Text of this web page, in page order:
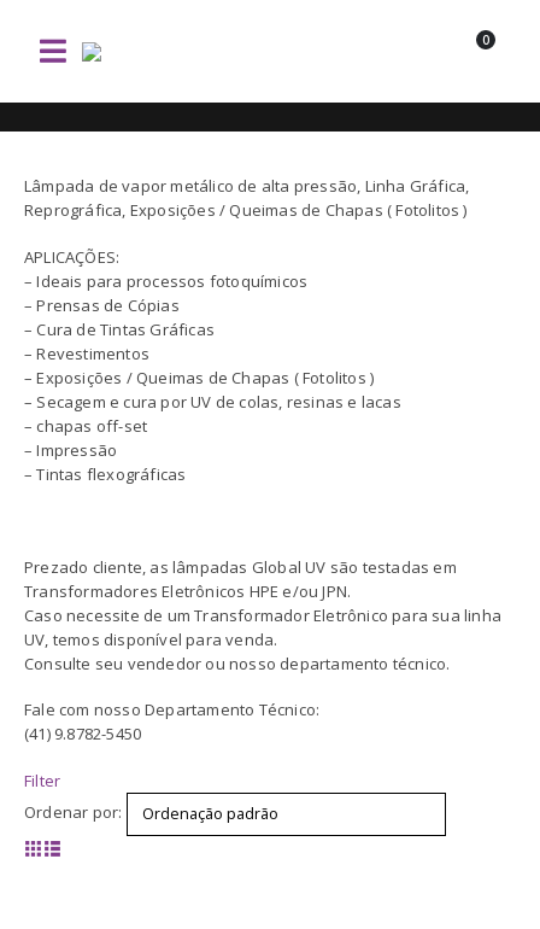
0
Lâmpada de vapor metálico de alta pressão, Linha Gráfica,
Reprográfica, Exposições / Queimas de Chapas ( Fotolitos )
APLICAÇÕES:
– Ideais para processos fotoquímicos
– Prensas de Cópias
– Cura de Tintas Gráficas
– Revestimentos
– Exposições / Queimas de Chapas ( Fotolitos )
– Secagem e cura por UV de colas, resinas e lacas
– chapas off-set
– Impressão
– Tintas flexográficas
Prezado cliente, as lâmpadas Global UV são testadas em
Transformadores Eletrônicos HPE e/ou JPN.
Caso necessite de um Transformador Eletrônico para sua linha
UV, temos disponível para venda.
Consulte seu vendedor ou nosso departamento técnico.
Fale com nosso Departamento Técnico:
(41) 9.8782-5450
Filter
Ordenar por: